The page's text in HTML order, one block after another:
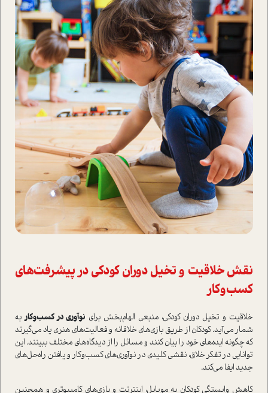
نقش خلاقیت و تخیل دوران کودکی در پیشرفت‌های
کسب‌وکار
خلاقیت و تخیل دوران کودکی، منبعی الهام‌بخش برای نوآوری در کسب‌وکاربه
شمار می‌آید. کودکان از طریق بازی‌های خلاقانه و فعالیت‌های هنری یاد می‌گیرند
که چگونه ایده‌های خود را بیان کنند و مسائل را از دیدگاه‌های مختلف ببینند. این
توانایی در تفکر خلاق، نقشی کلیدی در نوآوری‌های کسب‌وکار و یافتن راه‌حل‌های
جدید ایفا می‌کند.
کاهش وابستگی کودکان به موبایل، اینترنت و بازی‌های کامپیوتری و همچنین